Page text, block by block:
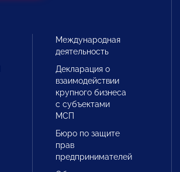
Международная
деятельность
Декларация о
взаимодействии
крупного бизнеса
с субъектами
МСП
Бюро по защите
прав
предпринимателей